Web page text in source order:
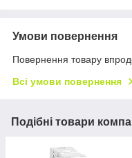
Умови повернення
Повернення товару
Всі умови повернення
Подібні товари